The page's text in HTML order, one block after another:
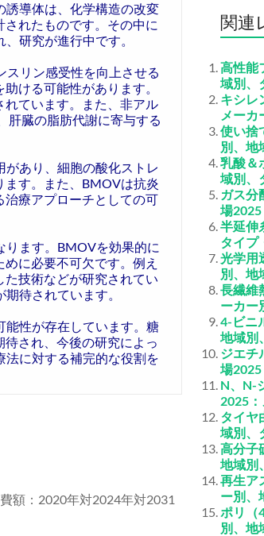
誘導体は、化学構造の改変
れたものです。その中に
研究が進行中です。
リン感受性を向上させる
ける可能性があります。
ています。また、非アル
肝臓の脂肪代謝に寄与する
あり、細胞の酸化ストレ
ます。また、BMOVは抗炎
療アプローチとしての可
ります。BMOVを効果的に
に必要不可欠です。例え
技術などが研究されてい
待されています。
性が存在しています。糖
され、今後の研究によっ
に対する補完的な役割を
額：2020年対2024年対2031
関連
高性能
域別、
キシレ
メーカ
使い捨
別、地
乳酸＆
域別、
ガス分
場
半延伸
タイプ
光学用
別、地
長繊維
ーカー
4-ビニ
地域別
ジエチ
場
N、N-
2025
タイヤ
域別、
高分子
地域別
再生ア
ー別、
ポリ（
別、地